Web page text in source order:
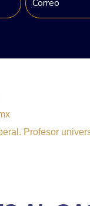
Profesor